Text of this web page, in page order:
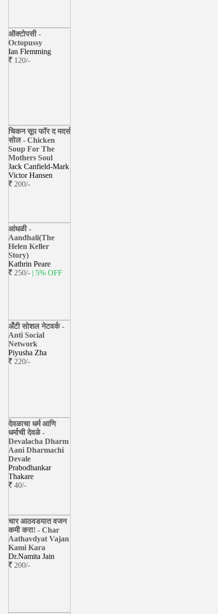
ऑक्टोपसी -
Octopussy
Ian Flemming
120/-
चिकन सूप फॉर द मदर्स
सोल - Chicken
Soup For The
Mothers Soul
Jack Canfield-Mark
Victor Hansen
200/-
आंधळी -
Aandhali(The
Helen Keller
Story)
Kathrin Peare
250/- | 5% OFF
अँटी सोशल नेटवर्क -
Anti Social
Network
Piyusha Zha
220/-
देवळाचा धर्म आणि
धर्माची देवळे -
Devalacha Dharm
Aani Dharmachi
Devale
Prabodhankar
Thakare
40/-
चार आठवडयात वजन
कमी करा! - Char
Aathavdyat Vajan
Kami Kara
Dr.Namita Jain
200/-